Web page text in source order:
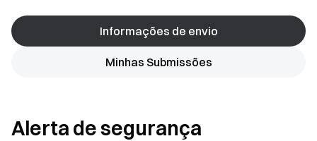
Informações de envio
Minhas Submissões
Alerta de segurança